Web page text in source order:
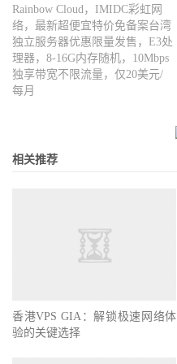
Rainbow Cloud，IMIDC彩虹网
络，最新超便宜特价免备案台湾
独立服务器优惠限量发售，E3处
理器，8-16G内存随机，10Mbps
独享带宽不限流量，仅20美元/
每月
相关推荐
香港VPS GIA：解锁极速网络体
验的关键选择